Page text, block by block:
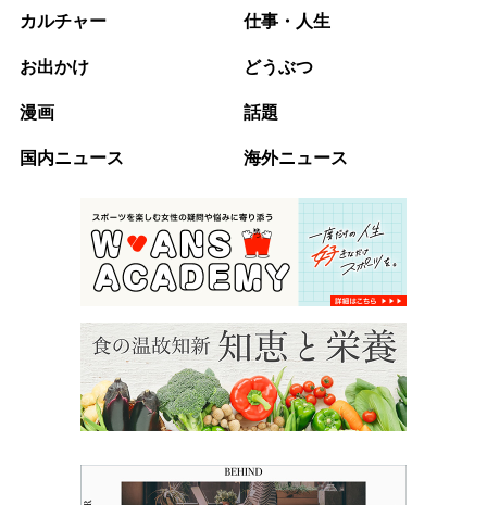
カルチャー 仕事・人生
お出かけ どうぶつ
漫画 話題
国内ニュース 海外ニュース